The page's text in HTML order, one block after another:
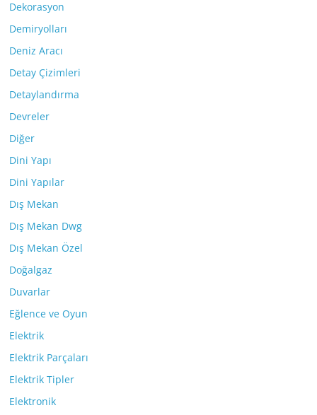
Dekorasyon
Demiryolları
Deniz Aracı
Detay Çizimleri
Detaylandırma
Devreler
Diğer
Dini Yapı
Dini Yapılar
Dış Mekan
Dış Mekan Dwg
Dış Mekan Özel
Doğalgaz
Duvarlar
Eğlence ve Oyun
Elektrik
Elektrik Parçaları
Elektrik Tipler
Elektronik